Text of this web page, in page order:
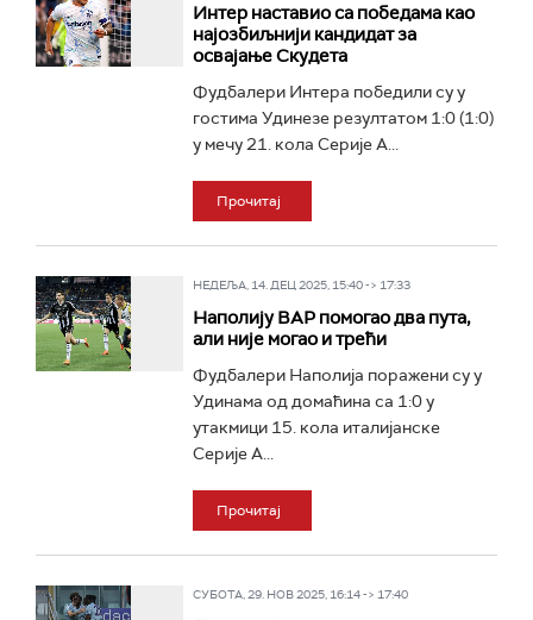
Интер наставио са победама као
најозбиљнији кандидат за
освајање Скудета
Фудбалери Интера победили су у
гостима Удинезе резултатом 1:0 (1:0)
у мечу 21. кола Серије А...
Прочитај
НЕДЕЉА, 14. ДЕЦ 2025, 15:40 -> 17:33
Наполију ВАР помогао два пута,
али није могао и трећи
Фудбалери Наполија поражени су у
Удинама од домаћина са 1:0 у
утакмици 15. кола италијанске
Серије А...
Прочитај
СУБОТА, 29. НОВ 2025, 16:14 -> 17:40